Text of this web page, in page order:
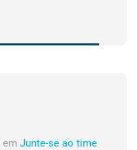
em Junte-se ao time